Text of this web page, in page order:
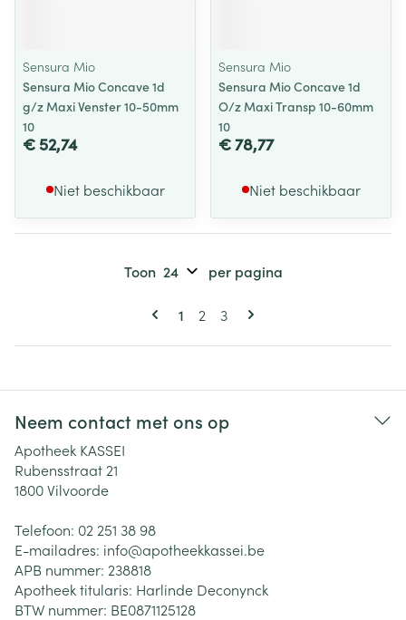
Sensura Mio
Sensura Mio Concave 1d
g/z Maxi Venster 10-50mm
10
€ 52,74
Niet beschikbaar
Sensura Mio
Sensura Mio Concave 1d
O/z Maxi Transp 10-60mm
10
€ 78,77
Niet beschikbaar
Pagina's
U lees momenteel pagina
1 Pagina
2 Pagina
3
Toon per pagina
Neem contact met ons op
Apotheek KASSEI
Rubensstraat 21
1800Vilvoorde
Telefoon: 02 251 38 98
E-mailadres: info@apotheekkassei.be
APB nummer: 238818
Apotheek titularis: Harlinde Deconynck
BTW nummer: BE0871125128